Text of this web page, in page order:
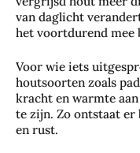
van daglicht
het voortdurend mee
Voor wie iets
houtsoorten zoals
kracht en warmte
te zijn. Zo ontstaat er
en rust.